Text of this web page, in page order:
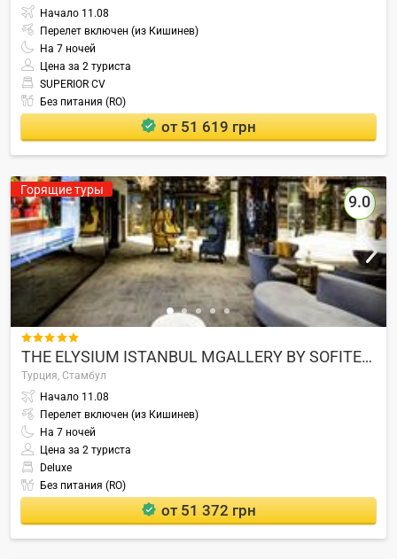
Начало 11.08
Перелет включен (из Кишинев)
На 7 ночей
Цена за 2 туриста
SUPERIOR CV
Без питания (RO)
от 51 619 грн
Горящие туры
9.0

THE ELYSIUM ISTANBUL MGALLERY BY SOFITEL (ex. Rixos Taksim)
Турция, Стамбул
Начало 11.08
Перелет включен (из Кишинев)
На 7 ночей
Цена за 2 туриста
Deluxe
Без питания (RO)
от 51 372 грн